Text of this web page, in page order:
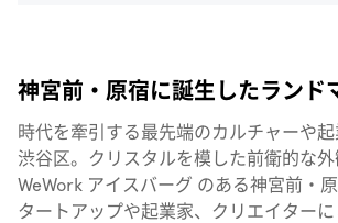
神宮前・原宿に誕生したランド
時代を牽引する最先端のカルチャーや
渋谷区。
クリスタルを模した前衛的な
WeWork アイスバーグ のある神宮前・
タートアップや起業家、クリエイターに